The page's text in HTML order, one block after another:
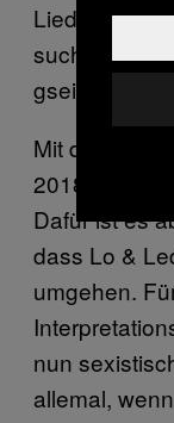
Liedes
suchen
gseit’.”
Mit der
2018 nicht
Dafür ist es
dass Lo &
umgehen.
nun
allemal,